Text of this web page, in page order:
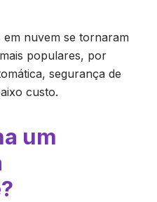
nuvem se tornaram
populares, por
segurança de
custo.
um